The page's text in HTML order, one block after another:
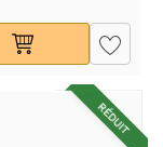
RÉDUIT